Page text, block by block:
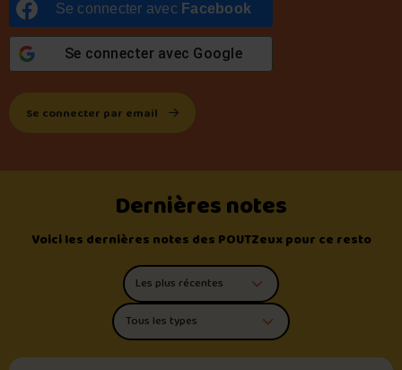
Se connecter avec Facebook
Se connecter avec Google
Se connecter par email
Dernières notes
Voici les dernières notes des POUTZeux pour ce resto
Trier les commentaires
Filtrer par type de poutine